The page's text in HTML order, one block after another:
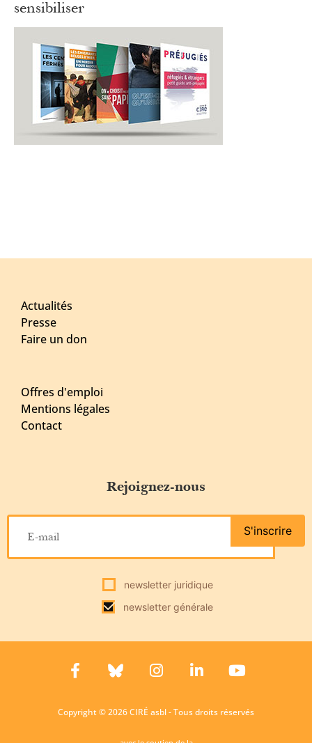
sensibiliser
Actualités
Presse
Faire un don
Offres d'emploi
Mentions légales
Contact
Rejoignez-nous
newsletter juridique
newsletter générale
S'inscrire
Copyright © 2026 CIRÉ asbl - Tous droits réservés